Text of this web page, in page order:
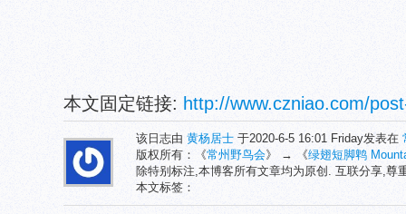
本文固定链接: http://www.czniao.com/
该日志由 黄杨居士 于2020-6-5 16:01 Friday发表在
版权所有：《常州野鸟会》 → 《绿翅短脚鹎
除特别标注,本博客所有文章均为原创. 互联分享,尊
本文标签：